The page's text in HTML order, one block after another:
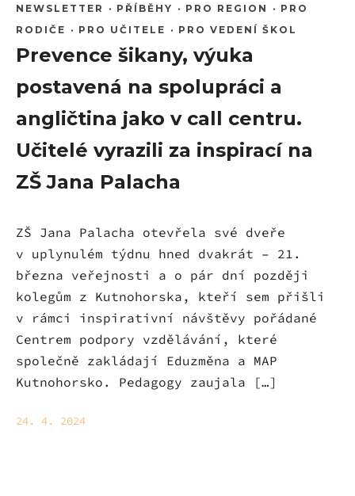
NEWSLETTER · PŘÍBĚHY · PRO REGION · PRO
RODIČE · PRO UČITELE · PRO VEDENÍ ŠKOL
Prevence šikany, výuka
postavená na spolupráci a
angličtina jako v call centru.
Učitelé vyrazili za inspirací na
ZŠ Jana Palacha
ZŠ Jana Palacha otevřela své dveře
v uplynulém týdnu hned dvakrát – 21.
března veřejnosti a o pár dní později
kolegům z Kutnohorska, kteří sem přišli
v rámci inspirativní návštěvy pořádané
Centrem podpory vzdělávání, které
společně zakládají Eduzměna a MAP
Kutnohorsko. Pedagogy zaujala […]
24. 4. 2024